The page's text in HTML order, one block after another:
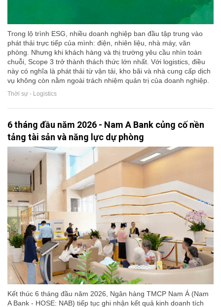
Trong lộ trình ESG, nhiều doanh nghiệp ban đầu tập trung vào
phát thải trực tiếp của mình: điện, nhiên liệu, nhà máy, văn
phòng. Nhưng khi khách hàng và thị trường yêu cầu nhìn toàn
chuỗi, Scope 3 trở thành thách thức lớn nhất. Với logistics, điều
này có nghĩa là phát thải từ vận tải, kho bãi và nhà cung cấp dịch
vụ không còn nằm ngoài trách nhiệm quản trị của doanh nghiệp.
Thời sự - Logistics
6 tháng đầu năm 2026 - Nam A Bank củng cố nền
tảng tài sản và năng lực dự phòng
Kết thúc 6 tháng đầu năm 2026, Ngân hàng TMCP Nam Á (Nam
A Bank - HOSE: NAB) tiếp tục ghi nhận kết quả kinh doanh tích